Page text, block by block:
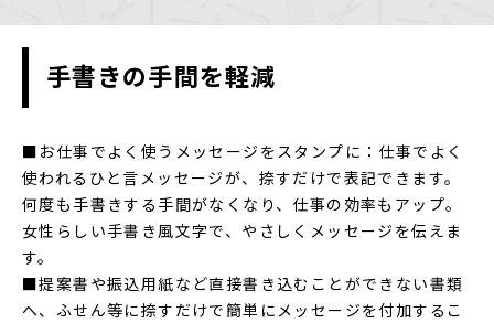
手書きの手間を軽減
■お仕事でよく使うメッセージをスタンプに：仕事でよく
使われるひと言メッセージが、捺すだけで表記できます。
何度も手書きする手間がなくなり、仕事の効率もアップ。
女性らしい手書き風文字で、やさしくメッセージを伝えま
す。
■提案書や振込用紙など直接書き込むことができない書類
へ、ふせん等に捺すだけで簡単にメッセージを付加するこ